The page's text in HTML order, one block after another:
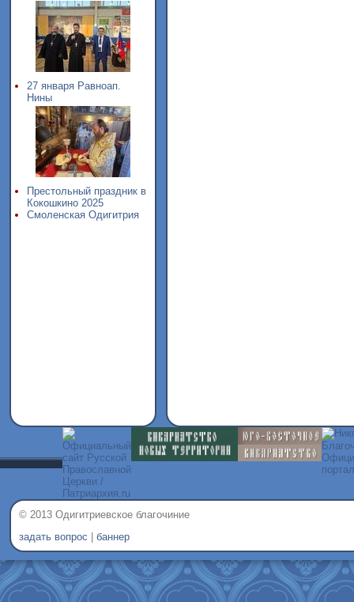
27 января Равноап.
Нины
Престольный праздник в
Кокошкино 2025
Смоленская Одигитрия
© 2013 Одигитриевское благочиние
задать вопрос
баннер